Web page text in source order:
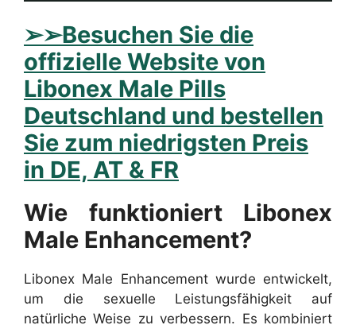
➢➢Besuchen Sie die
offizielle Website von
Libonex Male Pills
Deutschland und bestellen
Sie zum niedrigsten Preis
in DE, AT & FR
Wie funktioniert Libonex
Male Enhancement?
Libonex Male Enhancement wurde entwickelt,
um die sexuelle Leistungsfähigkeit auf
natürliche Weise zu verbessern. Es kombiniert